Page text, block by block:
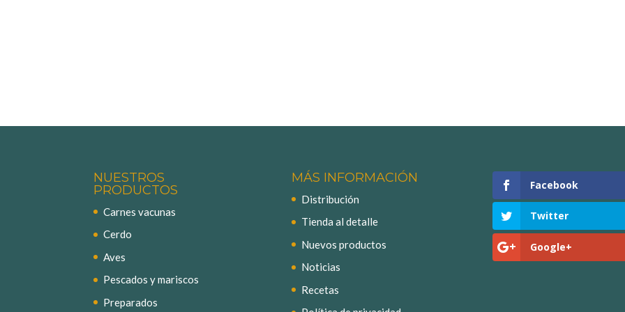
NUESTROS
PRODUCTOS
Carnes vacunas
Cerdo
Aves
Pescados y mariscos
Preparados
MÁS INFORMACIÓN
Distribución
Tienda al detalle
Nuevos productos
Noticias
Recetas
Facebook
Twitter
Google+